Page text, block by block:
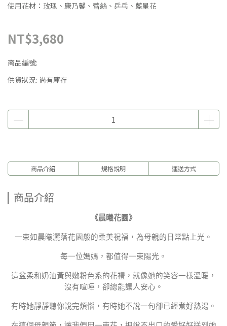
使用花材：玫瑰、康乃馨、蕾絲、乒乓、藍星花
NT$3,680
商品編號:
供貨狀況: 尚有庫存
商品介紹 規格說明 運送方式
商品介紹
《晨曦花園》
一束如晨曦灑落花園般的柔美祝福，為母親的日常點上光。
每一位媽媽，都值得一束陽光。
這盆柔和奶油黃與嫩粉色系的花禮，就像她的笑容一樣溫暖，
沒有喧嘩，卻總能讓人安心。
有時她靜靜聽你說完煩惱，有時她不說一句卻已經煮好熱湯。